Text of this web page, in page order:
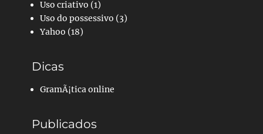
Uso criativo (1)
Uso do possessivo (3)
Yahoo (18)
Dicas
GramÃ¡tica online
Publicados